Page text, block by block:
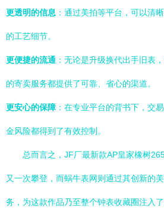
更透明的信息 ：通过美拍等平台，可以清
的工艺细节。
更便捷的流通 ：无论是升级换代出手旧表
的寄卖服务都提供了可靠、省心的渠道。
更安心的保障 ：在专业平台的背书下，交
金风险都得到了有效控制。
总而言之，JF厂最新款AP皇家橡树
又一次攀登，而蜗牛表网则通过其创新的
务，为这款作品乃至整个钟表收藏圈注入